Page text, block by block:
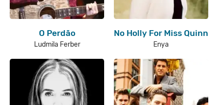
O Perdão
Ludmila Ferber
No Holly For Miss Quinn
Enya